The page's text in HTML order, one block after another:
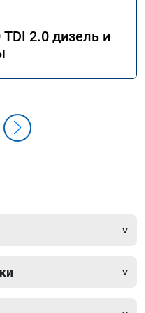
2.0 дизель и